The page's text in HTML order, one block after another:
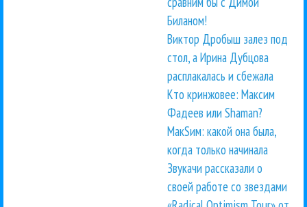
Биланом!
Виктор Дробыш залез под
стол, а Ирина Дубцова
расплакалась и сбежала
Кто кринжовее: Максим
Фадеев или Shaman?
МакSим: какой она была,
когда только начинала
Звукачи рассказали о
своей работе со звездами